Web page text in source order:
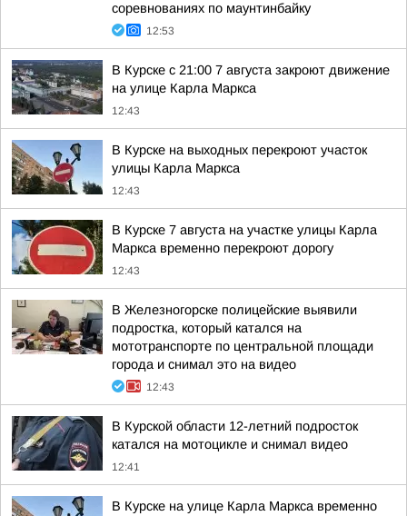
соревнованиях по маунтинбайку
12:53
В Курске с 21:00 7 августа закроют движение
на улице Карла Маркса
12:43
В Курске на выходных перекроют участок
улицы Карла Маркса
12:43
В Курске 7 августа на участке улицы Карла
Маркса временно перекроют дорогу
12:43
В Железногорске полицейские выявили
подростка, который катался на
мототранспорте по центральной площади
города и снимал это на видео
12:43
В Курской области 12-летний подросток
катался на мотоцикле и снимал видео
12:41
В Курске на улице Карла Маркса временно